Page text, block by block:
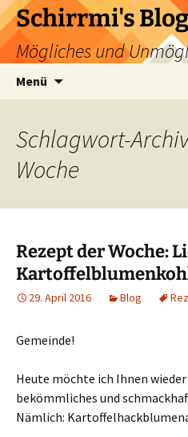
Zum
Inhalt
springen
Schirrmi's Blog
Mögliches und
Menü
Schlagwort-
Woche
Rezept der Woche:
29. April 2016 Blog
Gemeinde!
Heute möchte ich Ihnen
bekömmliches und
Nämlich: